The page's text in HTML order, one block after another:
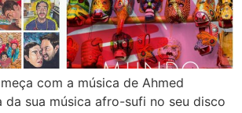
com a música de Ahmed
da sua música afro-sufi no seu disco